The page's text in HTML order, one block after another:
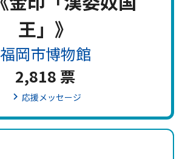
王」》
福岡市博物館
2,818 票
応援メッセージ